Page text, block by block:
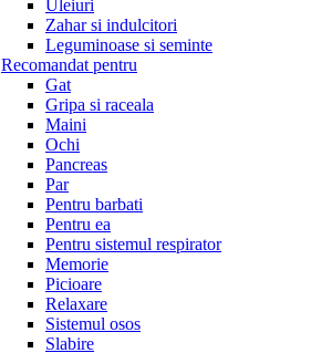
Uleiuri
Zahar si indulcitori
Leguminoase si seminte
Recomandat pentru
Gat
Gripa si raceala
Maini
Ochi
Pancreas
Par
Pentru barbati
Pentru ea
Pentru sistemul respirator
Memorie
Picioare
Relaxare
Sistemul osos
Slabire